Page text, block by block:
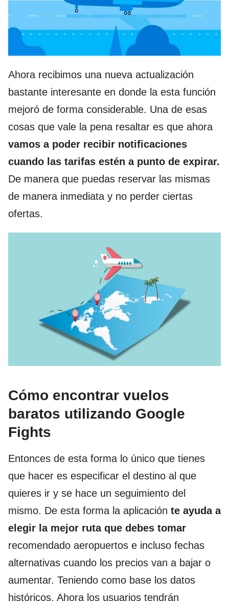
Ahora recibimos una nueva actualización
bastante interesante en donde la esta función
mejoró de forma considerable. Una de esas
cosas que vale la pena resaltar es que ahora
vamos a poder recibir notificaciones
cuando las tarifas estén a punto de expirar.
De manera que puedas reservar las mismas
de manera inmediata y no perder ciertas
ofertas.
Cómo encontrar vuelos
baratos utilizando Google
Fights
Entonces de esta forma lo único que tienes
que hacer es especificar el destino al que
quieres ir y se hace un seguimiento del
mismo. De esta forma la aplicación te ayuda a
elegir la mejor ruta que debes tomar
recomendado aeropuertos e incluso fechas
alternativas cuando los precios van a bajar o
aumentar. Teniendo como base los datos
históricos. Ahora los usuarios tendrán